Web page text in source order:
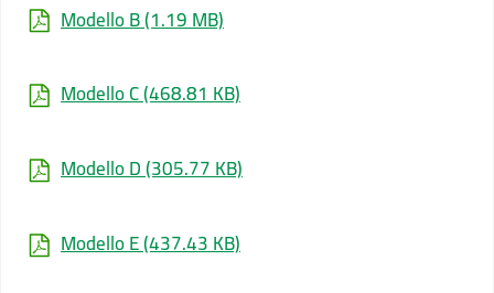
Modello B(1.19 MB)
Modello C(468.81 KB)
Modello D(305.77 KB)
Modello E(437.43 KB)